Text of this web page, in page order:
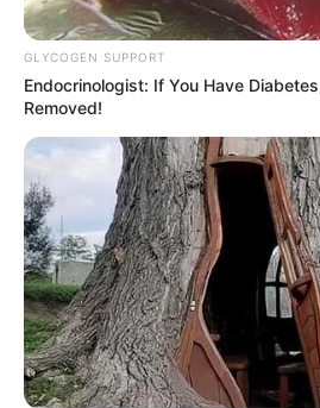
GLYCOGEN SUPPORT
Endocrinologist: If You Have
Removed!